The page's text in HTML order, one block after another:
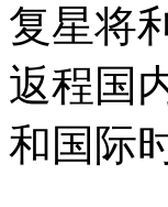
复星将
返程国
和国际